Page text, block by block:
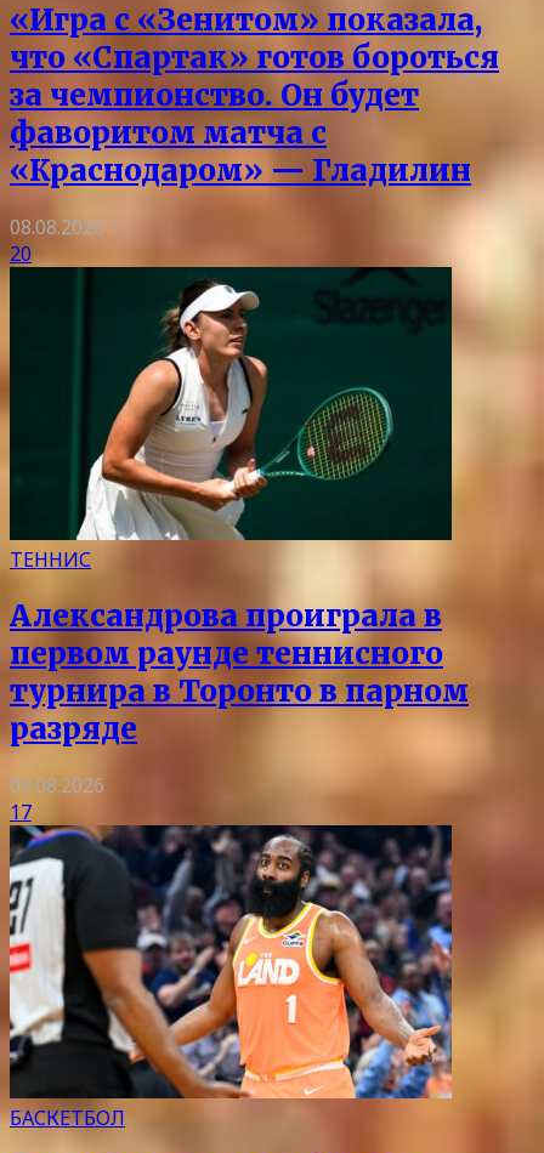
«Игра с «Зенитом» показала,
что «Спартак» готов бороться
за чемпионство. Он будет
фаворитом матча с
«Краснодаром» — Гладилин
08.08.2026
20
ТЕННИС
Александрова проиграла в
первом раунде теннисного
турнира в Торонто в парном
разряде
08.08.2026
17
БАСКЕТБОЛ